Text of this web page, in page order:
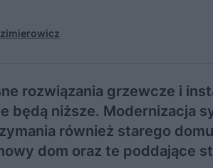
rozwiązania grzewcze i
będą niższe. Modernizacja
również starego
dom oraz te poddające